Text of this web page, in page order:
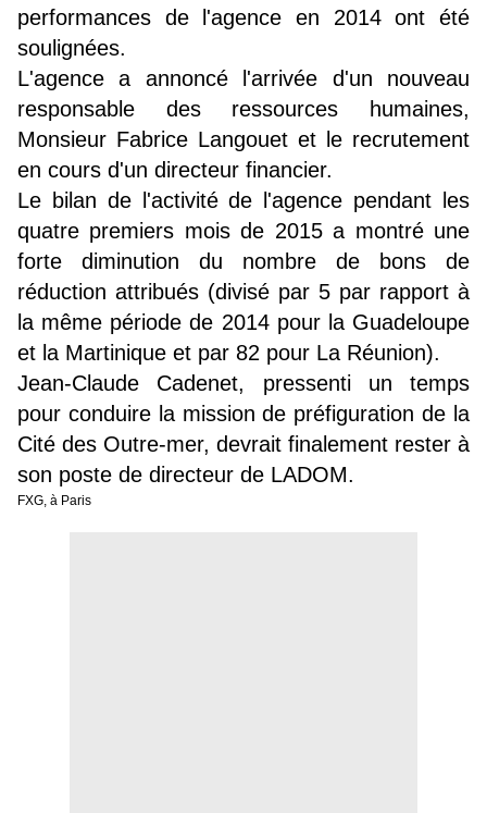
performances de l'agence en 2014 ont été
soulignées.
L'agence a annoncé l'arrivée d'un nouveau
responsable des ressources humaines,
Monsieur Fabrice Langouet et le recrutement
en cours d'un directeur financier.
Le bilan de l'activité de l'agence pendant les
quatre premiers mois de 2015 a montré une
forte diminution du nombre de bons de
réduction attribués (divisé par 5 par rapport à
la même période de 2014 pour la Guadeloupe
et la Martinique et par 82 pour La Réunion).
Jean-Claude Cadenet, pressenti un temps
pour conduire la mission de préfiguration de la
Cité des Outre-mer, devrait finalement rester à
son poste de directeur de LADOM.
FXG, à Paris